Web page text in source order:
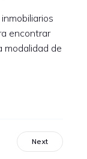
encontrar
modalidad de
Next